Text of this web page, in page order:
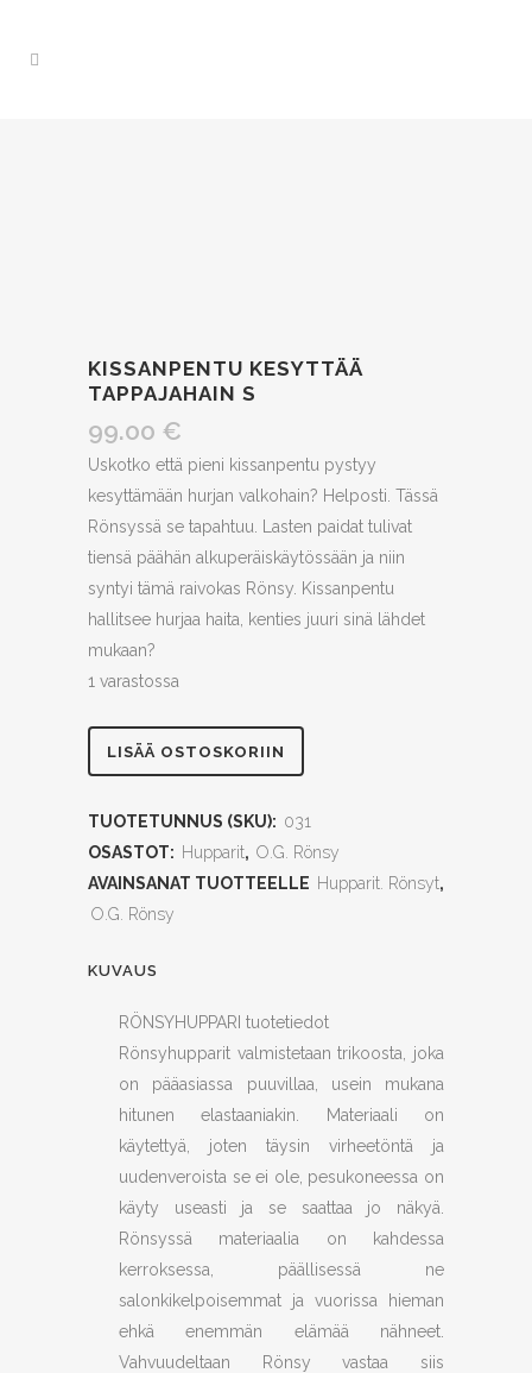
KISSANPENTU KESYTTÄÄ
TAPPAJAHAIN S
99.00 €
Uskotko että pieni kissanpentu pystyy
kesyttämään hurjan valkohain? Helposti. Tässä
Rönsyssä se tapahtuu. Lasten paidat tulivat
tiensä päähän alkuperäiskäytössään ja niin
syntyi tämä raivokas Rönsy. Kissanpentu
hallitsee hurjaa haita, kenties juuri sinä lähdet
mukaan?
1 varastossa
Kissanpentu
S
LISÄÄ OSTOSKORIIN
TUOTETUNNUS (SKU): 031
OSASTOT: Hupparit, O.G. Rönsy
AVAINSANAT TUOTTEELLE Hupparit. Rönsyt,
O.G. Rönsy
KUVAUS
RÖNSYHUPPARI tuotetiedot
Rönsyhupparit valmistetaan trikoosta, joka
on pääasiassa puuvillaa, usein mukana
hitunen elastaaniakin. Materiaali on
käytettyä, joten täysin virheetöntä ja
uudenveroista se ei ole, pesukoneessa on
käyty useasti ja se saattaa jo näkyä.
Rönsyssä materiaalia on kahdessa
kerroksessa, päällisessä ne
salonkikelpoisemmat ja vuorissa hieman
ehkä enemmän elämää nähneet.
Vahvuudeltaan Rönsy vastaa siis